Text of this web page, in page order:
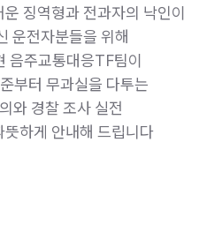
징역형과 전과자의 낙인이
운전자분들을 위해
음주교통대응TF팀이
부터 무과실을 다투는
와 경찰 조사 실전
하게 안내해 드립니다